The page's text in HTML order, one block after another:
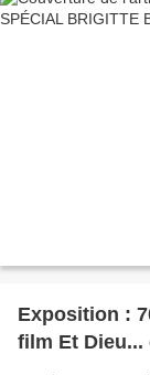
Exposition :
film Et Dieu...